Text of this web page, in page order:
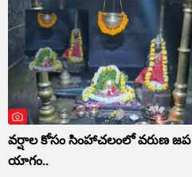
వర్షాల కోసం సింహాచలంలో వరుణ జప
యాగం..